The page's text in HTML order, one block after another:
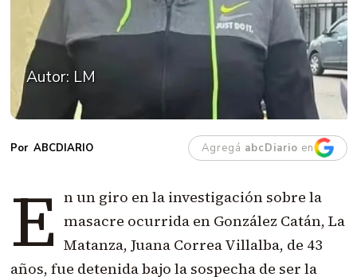
ABCDIARIO Agregá abcDiario en
Autor: LM
E n un giro en la investigación sobre la
masacre ocurrida en González Catán, La
Matanza, Juana Correa Villalba, de 43
años, fue detenida bajo la sospecha de ser la